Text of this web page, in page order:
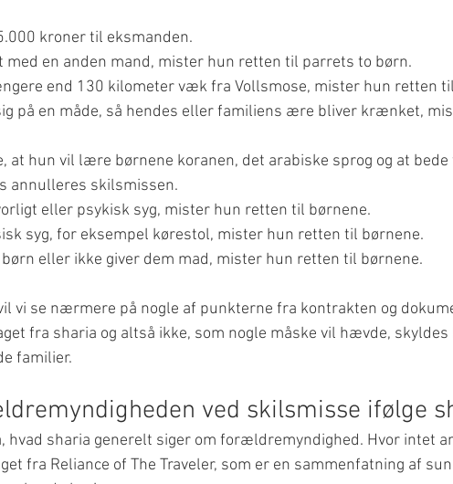
kroner til eksmanden.
med en anden mand, mister hun retten til parrets to børn.
end 130 kilometer væk fra Vollsmose, mister hun retten
på en måde, så hendes eller familiens ære bliver krænket,
at hun vil lære børnene koranen, det arabiske sprog og at bede
annulleres skilsmissen.
eller psykisk syg, mister hun retten til børnene.
syg, for eksempel kørestol, mister hun retten til børnene.
eller ikke giver dem mad, mister hun retten til børnene.
vi se nærmere på nogle af punkterne fra kontrakten og
fra sharia og altså ikke, som nogle måske vil hævde,
familier.
ved skilsmisse ifølge
hvad sharia generelt siger om forældremyndighed. Hvor intet
fra Reliance of The Traveler, som er en sammenfatning af